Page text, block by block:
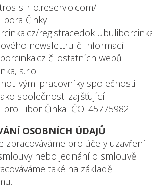
s-r-o.reservio.com/
Činky
newslettru či informací
či ostatních webů
s.r.o.
pracovníky společnosti
společnosti zajišťující
Libor Činka IČO: 45775982
OSOBNÍCH ÚDAJŮ
zpracováváme pro účely uzavření
nebo jednání o smlouvě.
také na základě